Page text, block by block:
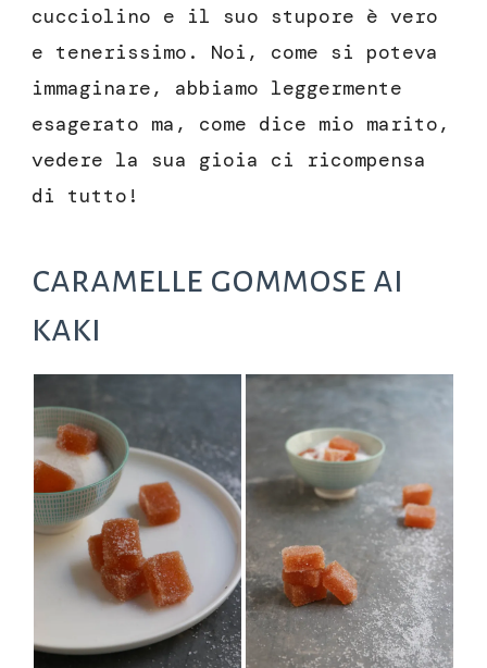
cucciolino e il suo stupore è vero
e tenerissimo. Noi, come si poteva
immaginare, abbiamo leggermente
esagerato ma, come dice mio marito,
vedere la sua gioia ci ricompensa
di tutto!
caramelle gommose ai
kaki